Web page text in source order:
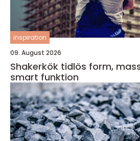
inspiration
09. August 2026
Shakerkök tidlös form, massivt trä och
smart funktion